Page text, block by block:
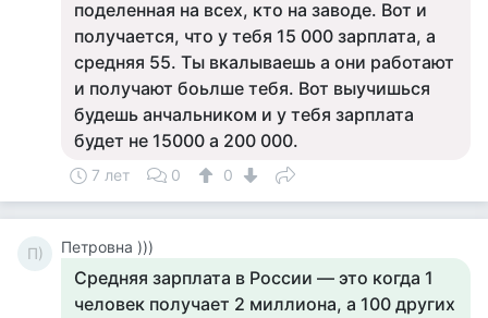
поделенная на всех, кто на заводе. Вот и
получается, что у тебя 15 000 зарплата, а
средняя 55. Ты вкалываешь а они работают
и получают боьлше тебя. Вот выучишься
будешь анчальником и у тебя зарплата
будет не 15000 а 200 000.
7 лет 0 0
П) Петровна )))
Средняя зарплата в России — это когда 1
человек получает 2 миллиона, а 100 других